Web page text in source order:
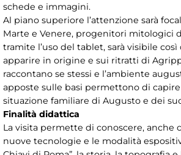
schede e immagini.
Al piano superiore l’attenzione sarà
Marte e Venere, progenitori mitologici
tramite l’uso del tablet, sarà visibile
apparire in origine e sui ritratti di
raccontano se stessi e l’ambiente
apposte sulle basi permettono di capire
situazione familiare di Augusto e dei
Finalità didattica
La visita permette di conoscere, anche
nuove tecnologie e le modalità